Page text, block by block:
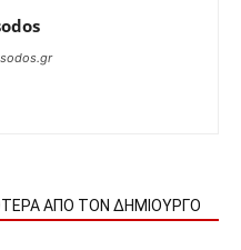
ΑΠΟ ΤΟΝ ΔΗΜΙΟΥΡΓΟ